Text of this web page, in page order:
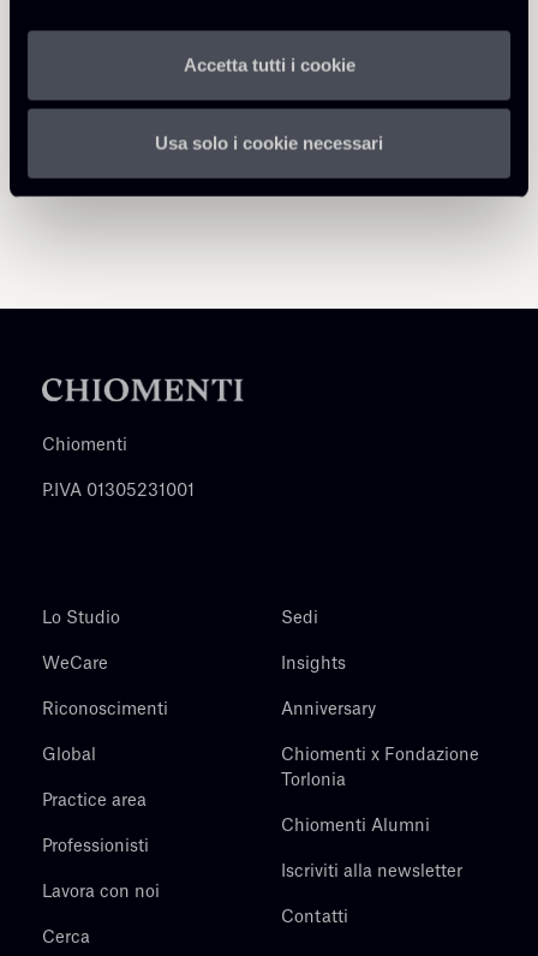
Accetta tutti i cookie
Usa solo i cookie necessari
Chiomenti
P.IVA 01305231001
Lo Studio
WeCare
Riconoscimenti
Global
Practice area
Professionisti
Lavora con noi
Cerca
Sedi
Insights
Anniversary
Chiomenti x Fondazione
Torlonia
Chiomenti Alumni
Iscriviti alla newsletter
Contatti